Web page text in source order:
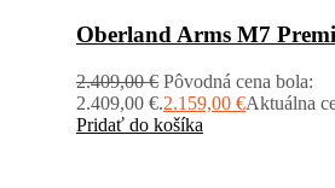
Oberland Arms M7
2.409,00€ Pôvodná cena bola:
2.409,00 €.2.159,00 €Aktuálna
Pridať do košíka